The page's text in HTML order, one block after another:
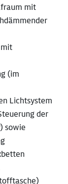
mit
(im
Lichtsystem
der
sowie